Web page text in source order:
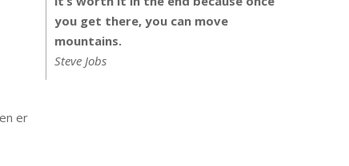
er
you get there, you can move
mountains.
Steve Jobs